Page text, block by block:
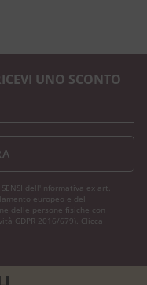
UNO SCONTO
SENSI dell'Informativa ex art.
europeo e del
delle persone fisiche con
GDPR 2016/679). Clicca